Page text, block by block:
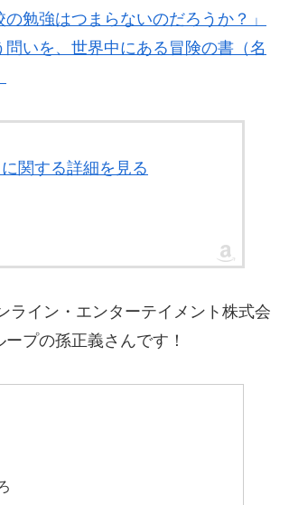
勉強はつまらないのだろうか？」
いを、世界中にある冒険の書（名
関する詳細を見る
ライン・エンターテイメント株式会
プの孫正義さんです！